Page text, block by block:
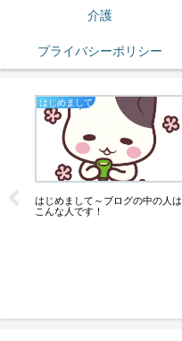
介護
プライバシーポリシー
はじめまして
はじめまして～ブログの中の人は
こんな人です！